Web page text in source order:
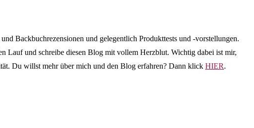
Backbuchrezensionen und gelegentlich Produkttests und -vorstellungen.
Lauf und schreibe diesen Blog mit vollem Herzblut. Wichtig dabei ist mir,
Du willst mehr über mich und den Blog erfahren? Dann klick HIER.